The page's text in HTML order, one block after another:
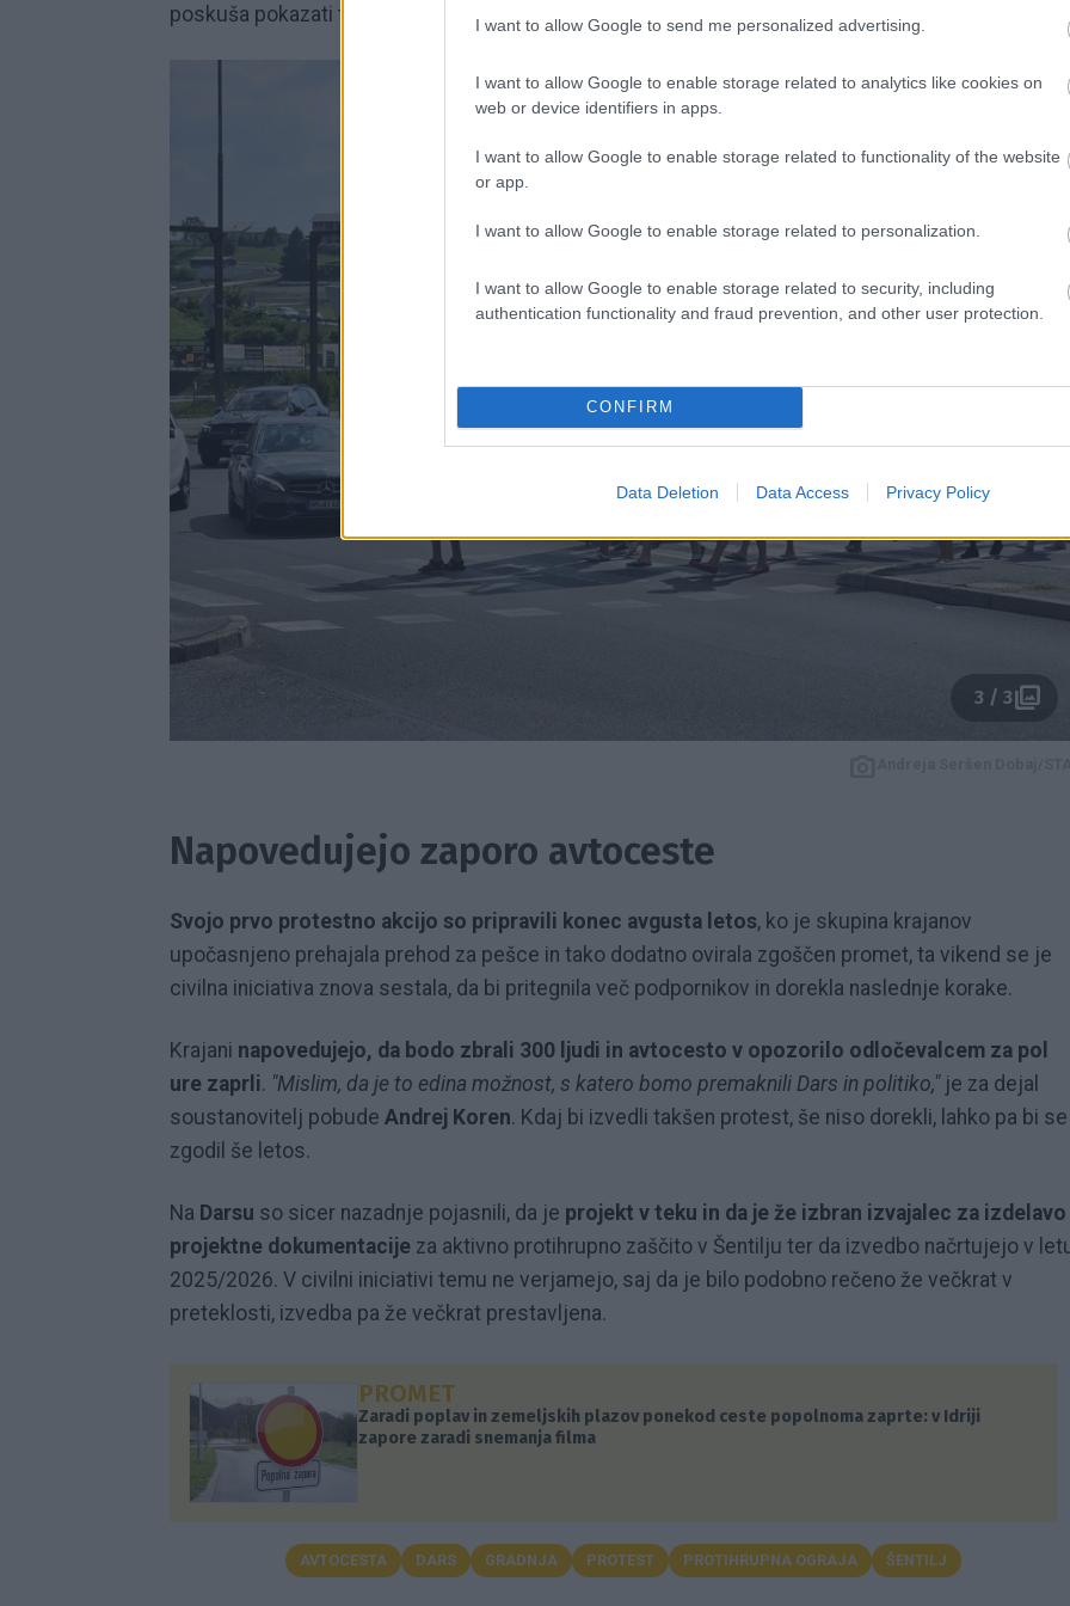
I want to allow Google to send me personalized advertising.
I want to allow Google to enable storage related to analytics like cookies on
web or device identifiers in apps.
I want to allow Google to enable storage related to functionality of the website
or app.
I want to allow Google to enable storage related to personalization.
I want to allow Google to enable storage related to security, including
authentication functionality and fraud prevention, and other user protection.
CONFIRM
Data Deletion Data Access Privacy Policy
poskuša pokazati tudi z zbiranjem podpisov. Doslej so jih zbrali 400.
3 / 3
Napovedujejo zaporo avtoceste
Svojo prvo protestno akcijo so pripravili konec avgusta letos, ko je skupina krajanov
upočasnjeno prehajala prehod za pešce in tako dodatno ovirala zgoščen promet, ta vikend se je
civilna iniciativa znova sestala, da bi pritegnila več podpornikov in dorekla naslednje korake.
Krajani napovedujejo, da bodo zbrali 300 ljudi in avtocesto v opozorilo odločevalcem za pol
ure zaprli. "Mislim, da je to edina možnost, s katero bomo premaknili Dars in politiko,"je za dejal
soustanovitelj pobude Andrej Koren. Kdaj bi izvedli takšen protest, še niso dorekli, lahko pa bi se
zgodil še letos.
Na Darsu so sicer nazadnje pojasnili, da je projekt v teku in da je že izbran izvajalec za izdelavo
projektne dokumentacije za aktivno protihrupno zaščito v Šentilju ter da izvedbo načrtujejo v
2025/2026. V civilni iniciativi temu ne verjamejo, saj da je bilo podobno rečeno že večkrat v
preteklosti, izvedba pa že večkrat prestavljena.
PROMET
Zaradi poplav in zemeljskih plazov ponekod ceste popolnoma zaprte: v Idriji
zapore zaradi snemanja filma
AVTOCESTA DARS GRADNJA PROTEST PROTIHRUPNA OGRAJA ŠENTILJ